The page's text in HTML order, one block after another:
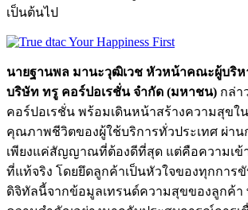
เป็นต้นไป
นายฐานพล มานะวุฒิเวช หัวหน้าคณะผู้บริห
บริษัท ทรู คอร์ปอเรชั่น จำกัด (มหาชน) กล่า
คอร์ปอเรชั่น พร้อมเดินหน้าสร้างความสุขใ
คุณภาพชีวิตของผู้ใช้บริการทั่วประเทศ ผ่าน
เพียงแค่สัญญาณที่ต้องดีที่สุด แต่คือความเข้
ที่แท้จริง โดยยึดลูกค้าเป็นหัวใจของทุกการ
ดิจิทัลนี้จากข้อมูลเทรนด์ความสุขของลูกค้า